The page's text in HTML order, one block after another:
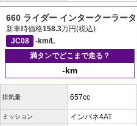
660 ライダー インタークーラー
新車時価格158.3万円(税込)
JC08
-km/L
満タンでどこまで走る？
-km
排気量 657cc
ミッション インパネ4AT